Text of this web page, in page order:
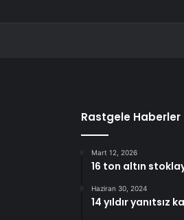
Rastgele Haberler
Mart 12, 2026
16 ton altın
Haziran 30, 2024
14 yıldır yanıtsız